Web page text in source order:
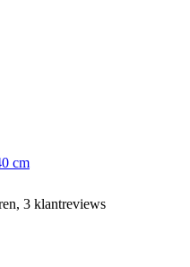
cm
3 klantreviews